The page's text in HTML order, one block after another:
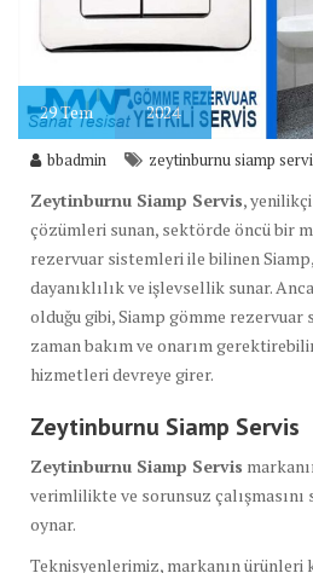
29Tem 2024
bbadmin zeytinburnu siamp
Zeytinburnu Siamp Servis,
çözümleri sunan, sektörde öncü bir
rezervuar sistemleri ile bilinen
dayanıklılık ve işlevsellik sunar.
olduğu gibi, Siamp gömme rezervuar
zaman bakım ve onarım
hizmetleri devreye girer.
Zeytinburnu Siamp Servis
Zeytinburnu Siamp Servis
verimlilikte ve sorunsuz
oynar.
Teknisyenlerimiz, markanın ürünleri